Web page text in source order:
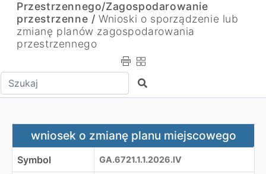
Przestrzennego/Zagospodarowanie
przestrzenne / Wnioski o sporządzenie lub
zmianę planów zagospodarowania
przestrzennego
Wpisz tekst do wyszukania Szukaj
wniosek o zmianę planu miejscowego
wniosek o zmianę planu miejscowego
Symbol GA.6721.1.1.2026.IV